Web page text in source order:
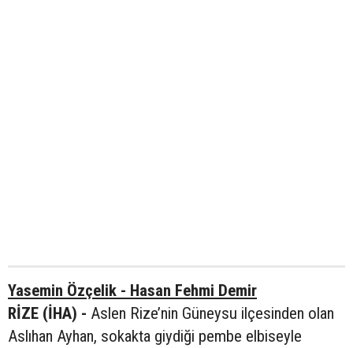
Yasemin Özçelik - Hasan Fehmi Demir
RİZE (İHA) - Aslen Rize’nin Güneysu ilçesinden olan
Aslıhan Ayhan, sokakta giydiği pembe elbiseyle